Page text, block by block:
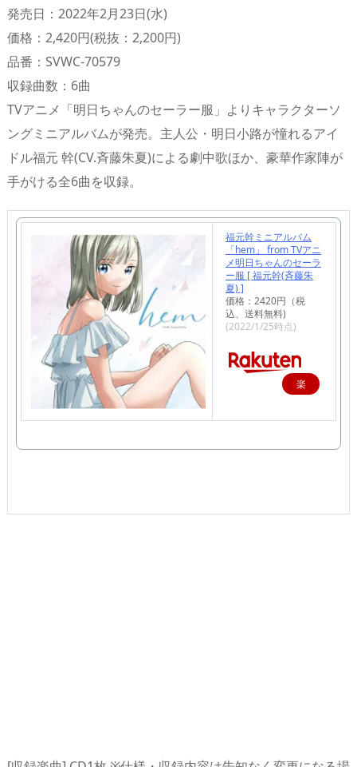
発売日：2022年2月23日(水)
価格：2,420円(税抜：2,200円)
品番：SVWC-70579
収録曲数：6曲
TVアニメ「明日ちゃんのセーラー服」よりキャラクターソ
ングミニアルバムが発売。主人公・明日小路が憧れるアイ
ドル福元 幹(CV.斉藤朱夏)による劇中歌ほか、豪華作家陣が
手がける全6曲を収録。
福元幹ミニアルバム
「hem」 from TVアニ
メ明日ちゃんのセーラ
ー服 [ 福元幹(斉藤朱
夏) ]
価格：2420円（税
込、送料無料)
(2022/1/25時点)
楽
購